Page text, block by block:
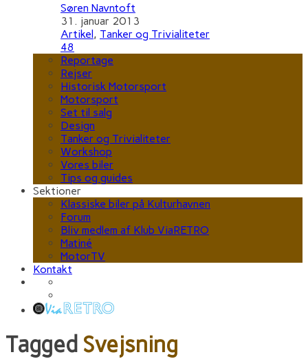
Søren Navntoft
31. januar 2013
Artikel, Tanker og Trivialiteter
48
Reportage
Rejser
Historisk Motorsport
Motorsport
Set til salg
Design
Tanker og Trivialiteter
Workshop
Vores biler
Tips og guides
Sektioner
Klassiske biler på Kulturhavnen
Forum
Bliv medlem af Klub ViaRETRO
Matiné
MotorTV
Kontakt
Tagged Svejsning